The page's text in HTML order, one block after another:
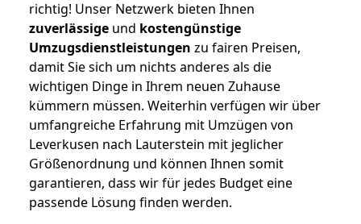
richtig! Unser Netzwerk bieten Ihnen
zuverlässige und kostengünstige
Umzugsdienstleistungen zu fairen Preisen,
damit Sie sich um nichts anderes als die
wichtigen Dinge in Ihrem neuen Zuhause
kümmern müssen. Weiterhin verfügen wir über
umfangreiche Erfahrung mit Umzügen von
Leverkusen nach Lauterstein mit jeglicher
Größenordnung und können Ihnen somit
garantieren, dass wir für jedes Budget eine
passende Lösung finden werden.